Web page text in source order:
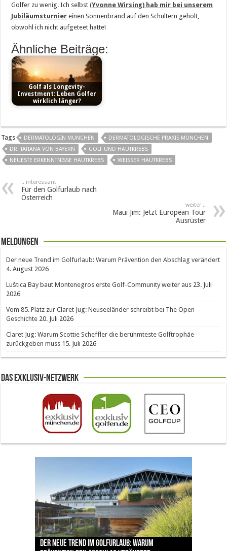
Golfer zu wenig. Ich selbst (Yvonne Wirsing) hab mir bei unserem
Jubiläumsturnier einen Sonnenbrand auf den Schultern geholt,
obwohl ich nicht aufgeteet hatte!
Ähnliche Beiträge:
Golf als Longevity-
Investment: Leben Golfer
wirklich länger?
Tags DERMATOLOGIN MÜNCHEN
DERMATOLOGISCHE PRAXIS MÜNCHEN
DR. TATIANA VON BAYERN
GOLF UND HAUTKREBS
NEUESTE ERKENNTNISSE HAUTKREBS
WEISSER HAUTKREBS
.. interessant
Für den Golfurlaub nach
Österreich
weiter ..
Maui Jim: Jetzt European Tour
Ausrüster
Meldungen
Der neue Trend im Golfurlaub: Warum Prävention den Abschlag verändert
4. August 2026
Luštica Bay baut Montenegros erste Golf-Community weiter aus 23. Juli
2026
Vom 85. Platz zur Claret Jug: Neuseeländer schreibt bei The Open
Geschichte 20. Juli 2026
Claret Jug: Warum Scottie Scheffler die berühmteste Golftrophäe
zurückgeben muss 15. Juli 2026
Das Exklusiv-Netzwerk
Der neue Trend im Golfurlaub: Warum
Luštica Bay baut Montenegros erste Golf-
Vom 85. Platz zur Claret Jug: Neuseeländer
Claret Jug: Warum Scottie Scheffler die
The Open 2026 in Royal Birkdale: Warum der
traditionsreiche Linksplatz zu den größten